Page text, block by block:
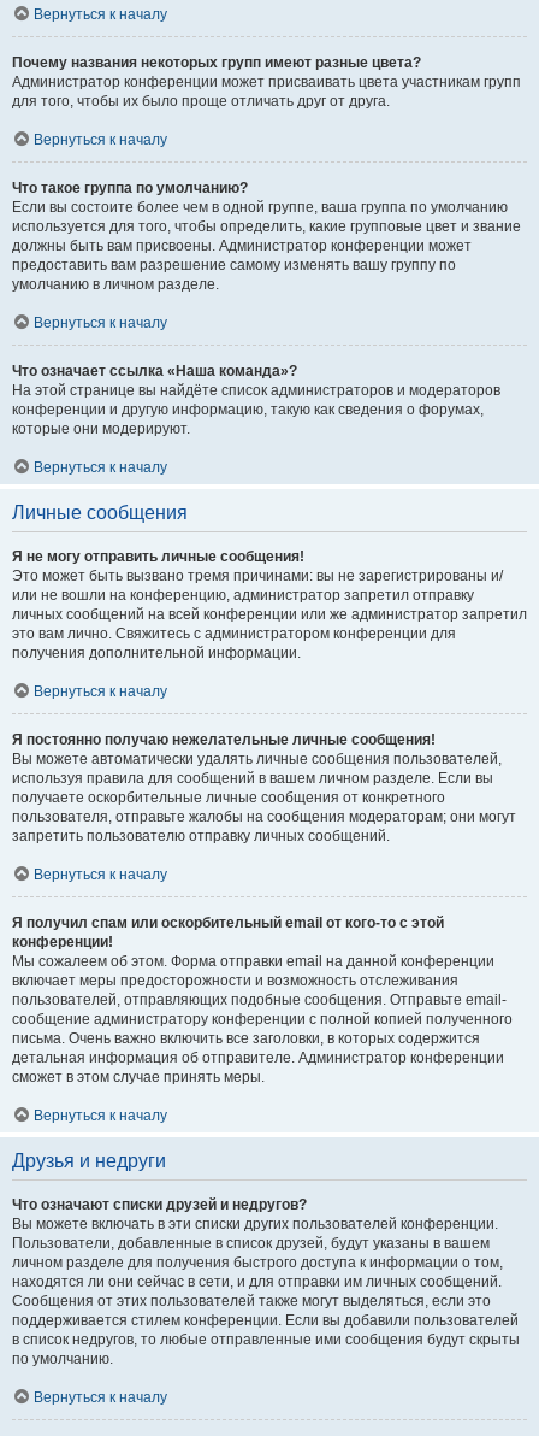
Вернуться к началу
Почему названия некоторых групп имеют разные цвета?
Администратор конференции может присваивать цвета участникам групп
для того, чтобы их было проще отличать друг от друга.
Вернуться к началу
Что такое группа по умолчанию?
Если вы состоите более чем в одной группе, ваша группа по умолчанию
используется для того, чтобы определить, какие групповые цвет и звание
должны быть вам присвоены. Администратор конференции может
предоставить вам разрешение самому изменять вашу группу по
умолчанию в личном разделе.
Вернуться к началу
Что означает ссылка «Наша команда»?
На этой странице вы найдёте список администраторов и модераторов
конференции и другую информацию, такую как сведения о форумах,
которые они модерируют.
Вернуться к началу
Личные сообщения
Я не могу отправить личные сообщения!
Это может быть вызвано тремя причинами: вы не зарегистрированы и/
или не вошли на конференцию, администратор запретил отправку
личных сообщений на всей конференции или же администратор запретил
это вам лично. Свяжитесь с администратором конференции для
получения дополнительной информации.
Вернуться к началу
Я постоянно получаю нежелательные личные сообщения!
Вы можете автоматически удалять личные сообщения пользователей,
используя правила для сообщений в вашем личном разделе. Если вы
получаете оскорбительные личные сообщения от конкретного
пользователя, отправьте жалобы на сообщения модераторам; они могут
запретить пользователю отправку личных сообщений.
Вернуться к началу
Я получил спам или оскорбительный email от кого-то с этой
конференции!
Мы сожалеем об этом. Форма отправки email на данной конференции
включает меры предосторожности и возможность отслеживания
пользователей, отправляющих подобные сообщения. Отправьте email-
сообщение администратору конференции с полной копией полученного
письма. Очень важно включить все заголовки, в которых содержится
детальная информация об отправителе. Администратор конференции
сможет в этом случае принять меры.
Вернуться к началу
Друзья и недруги
Что означают списки друзей и недругов?
Вы можете включать в эти списки других пользователей конференции.
Пользователи, добавленные в список друзей, будут указаны в вашем
личном разделе для получения быстрого доступа к информации о том,
находятся ли они сейчас в сети, и для отправки им личных сообщений.
Сообщения от этих пользователей также могут выделяться, если это
поддерживается стилем конференции. Если вы добавили пользователей
в список недругов, то любые отправленные ими сообщения будут скрыты
по умолчанию.
Вернуться к началу